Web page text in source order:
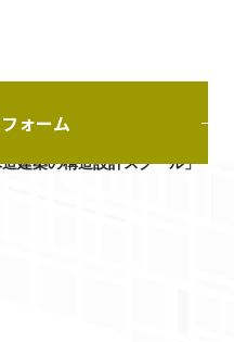
ォーム
建築の構造設計スクール」